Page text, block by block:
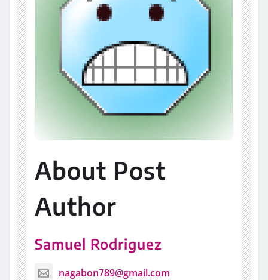
About Post
Author
Samuel Rodriguez
nagabon789@gmail.com